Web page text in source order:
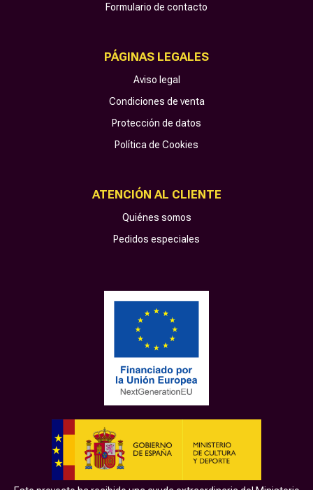
Formulario de contacto
PÁGINAS LEGALES
Aviso legal
Condiciones de venta
Protección de datos
Política de Cookies
ATENCIÓN AL CLIENTE
Quiénes somos
Pedidos especiales